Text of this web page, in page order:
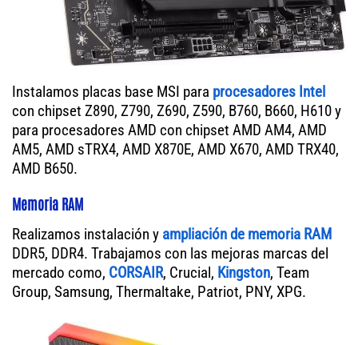
Instalamos placas base MSI para procesadores Intel
con chipset Z890, Z790, Z690, Z590, B760, B660, H610 y
para procesadores AMD con chipset AMD AM4, AMD
AM5, AMD sTRX4, AMD X870E, AMD X670, AMD TRX40,
AMD B650.
Memoria RAM
Realizamos instalación y ampliación de memoria RAM
DDR5, DDR4. Trabajamos con las mejoras marcas del
mercado como, CORSAIR, Crucial, Kingston, Team
Group, Samsung, Thermaltake, Patriot, PNY, XPG.